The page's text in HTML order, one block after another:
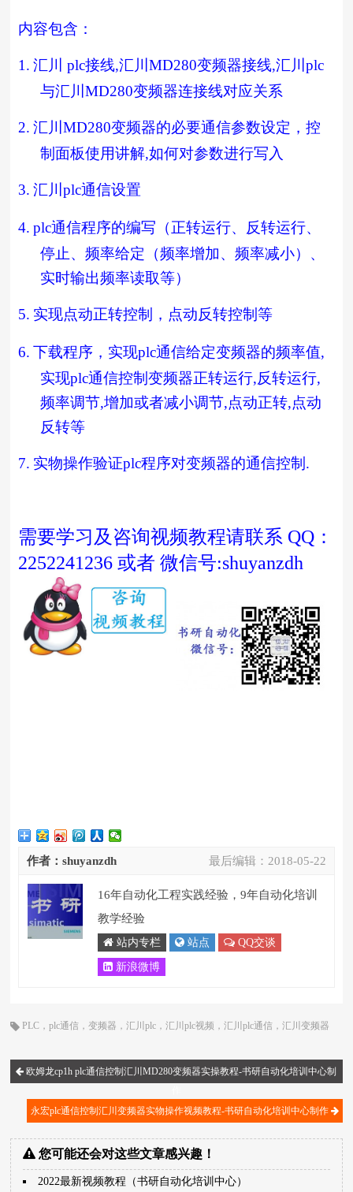
内容包含：
1. 汇川 plc接线,汇川MD280变频器接线,汇川plc
与汇川MD280变频器连接线对应关系
2. 汇川MD280变频器的必要通信参数设定，控
制面板使用讲解,如何对参数进行写入
3. 汇川plc通信设置
4. plc通信程序的编写（正转运行、反转运行、
停止、频率给定（频率增加、频率减小）、
实时输出频率读取等）
5. 实现点动正转控制，点动反转控制等
6. 下载程序，实现plc通信给定变频器的频率值,
实现plc通信控制变频器正转运行,反转运行,
频率调节,增加或者减小调节,点动正转,点动
反转等
7. 实物操作验证plc程序对变频器的通信控制 .
需要学习及咨询视频教程请联系 QQ：
2252241236 或者 微信号:shuyanzdh
最后编辑： 2018-05-22
作者：shuyanzdh
16年自动化工程实践经验，9年自动化培训
教学经验
站内专栏 站点 QQ交谈
新浪微博
PLC ，plc通信 ，变频器 ，汇川plc ，汇川plc视频 ，汇川plc通信 ，汇川变频器
欧姆龙cp1h plc通信控制汇川MD280变频器实操教程-书研自动化培训中心制
永宏plc通信控制汇川变频器实物操作视频教程-书研自动化培训中心制作
您可能还会对这些文章感兴趣！
2022最新视频教程（书研自动化培训中心）